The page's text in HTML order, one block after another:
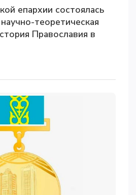
епархии состоялась
теоретическая
Православия в